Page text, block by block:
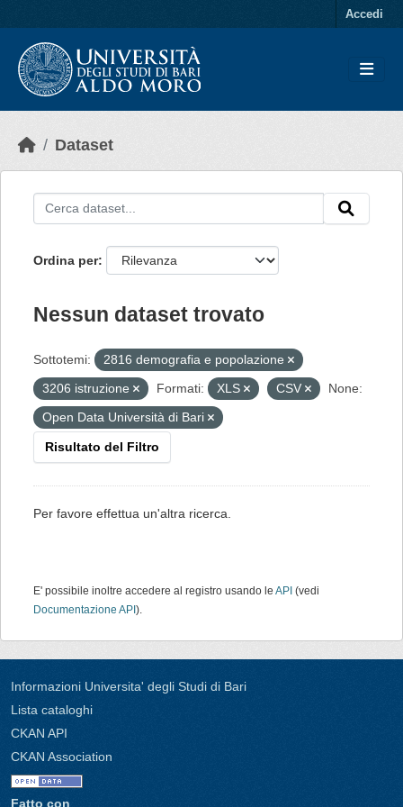
Accedi
Dataset
Ordina per
Nessun dataset trovato
Sottotemi:
2816 demografia e popolazione
3206 istruzione
Formati: XLS CSV
None:
Open Data Università di Bari
Risultato del Filtro
Per favore effettua un'altra ricerca.
E' possibile inoltre accedere al registro usando le API (vedi
Documentazione API ).
Informazioni Universita' degli Studi di Bari
Lista cataloghi
CKAN API
CKAN Association
Fatto con